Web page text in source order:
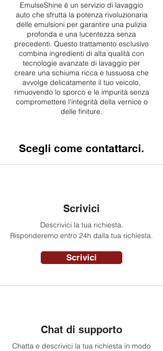
EmulseShine è un servizio di lavaggio
auto che sfrutta la potenza rivoluzionaria
delle emulsioni per garantire una pulizia
profonda e una lucentezza senza
precedenti. Questo trattamento esclusivo
combina ingredienti di alta qualità con
tecnologie avanzate di lavaggio per
creare una schiuma ricca e lussuosa che
avvolge delicatamente il tuo veicolo,
rimuovendo lo sporco e le impurità senza
compromettere l'integrità della vernice o
delle finiture.
Scegli come contattarci.
Scrivici
Descrivici la tua richiesta.
Risponderemo entro 24h dalla tua richiesta.
Scrivici
Chat di supporto
Chatta e descrivici la tua richiesta in modo